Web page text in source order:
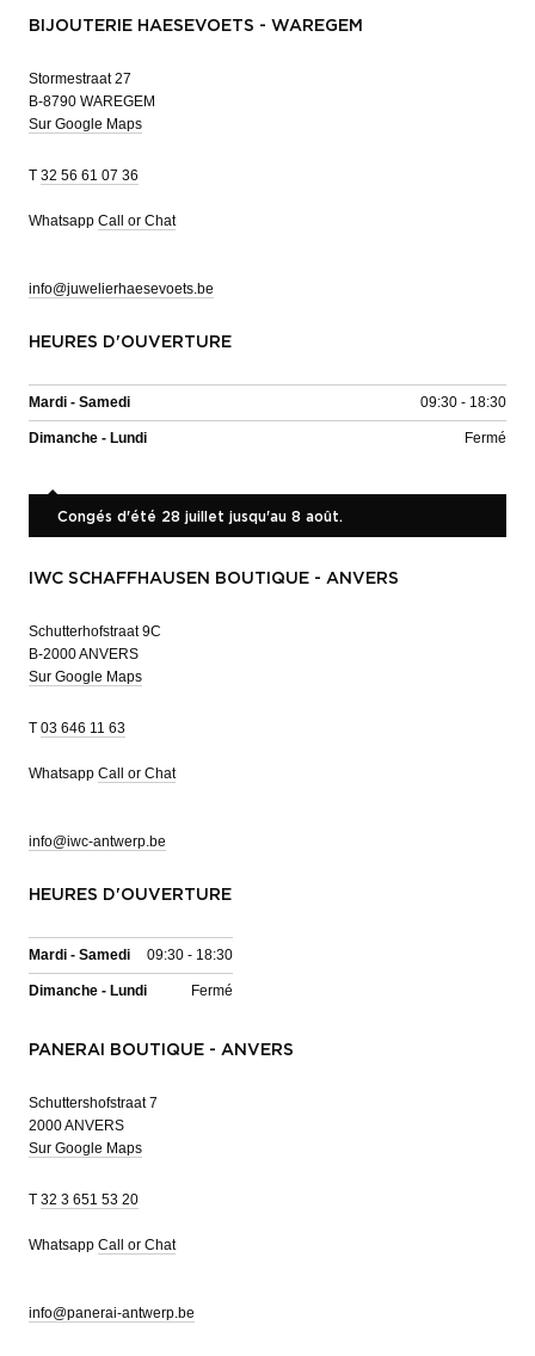
BIJOUTERIE HAESEVOETS - WAREGEM
Stormestraat 27
B-8790 WAREGEM
Sur Google Maps
T 32 56 61 07 36
Whatsapp Call or Chat
info@juwelierhaesevoets.be
HEURES D'OUVERTURE
Mardi - Samedi 09:30 - 18:30
Dimanche - Lundi Fermé
Congés d'été 28 juillet jusqu'au 8 août.
IWC SCHAFFHAUSEN BOUTIQUE - ANVERS
Schutterhofstraat 9C
B-2000 ANVERS
Sur Google Maps
T 03 646 11 63
Whatsapp Call or Chat
info@iwc-antwerp.be
HEURES D'OUVERTURE
Mardi - Samedi 09:30 - 18:30
Dimanche - Lundi Fermé
PANERAI BOUTIQUE - ANVERS
Schuttershofstraat 7
2000 ANVERS
Sur Google Maps
T 32 3 651 53 20
Whatsapp Call or Chat
info@panerai-antwerp.be